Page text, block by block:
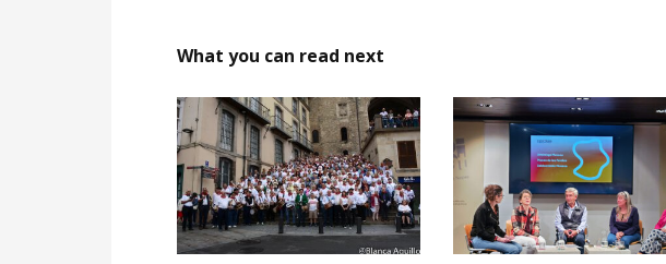
What you can read next